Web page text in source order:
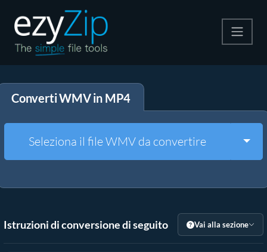
Decomprimi
Altri strumenti
Converti WMV in MP4
Seleziona il file WMV da convertire
Istruzioni di conversione di seguito Vai alla sezione